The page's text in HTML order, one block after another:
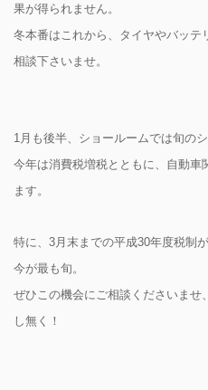
果が得られません。
冬本番はこれから、タイヤやバッ
相談下さいませ。
1月も後半、ショールームでは旬の
今年は消費税増税とともに、自動
ます。
特に、3月末までの平成30年度税制
今が最も旬。
ぜひこの機会にご相談くださいませ
し無く！